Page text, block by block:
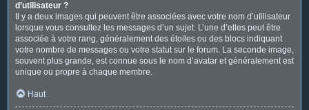
d’utilisateur ?
Il y a deux images qui peuvent être associées avec votre nom d’utilisateur
lorsque vous consultez les messages d’un sujet. L’une d’elles peut être
associée à votre rang, généralement des étoiles ou des blocs indiquant
votre nombre de messages ou votre statut sur le forum. La seconde image,
souvent plus grande, est connue sous le nom d’avatar et généralement est
unique ou propre à chaque membre.
Haut